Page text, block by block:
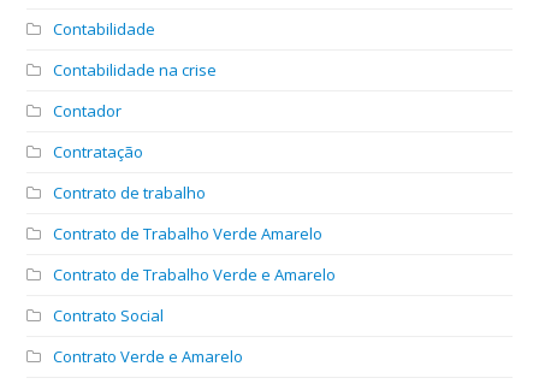
Contabilidade
Contabilidade na crise
Contador
Contratação
Contrato de trabalho
Contrato de Trabalho Verde Amarelo
Contrato de Trabalho Verde e Amarelo
Contrato Social
Contrato Verde e Amarelo